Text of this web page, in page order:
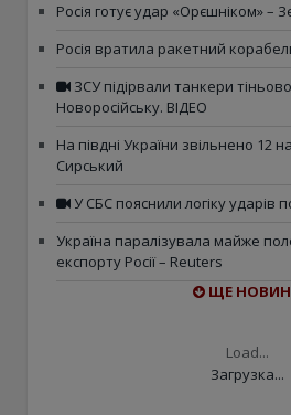
Росія готує удар «Орєшніком» –
Росія вратила ракетний
ЗСУ підірвали танкери
Новоросійську. ВІДЕО
На півдні України звільнено 12
Сирський
У СБС пояснили логіку ударів
Україна паралізувала майже
експорту Росії – Reuters
ЩЕ
Load...
Загрузка...